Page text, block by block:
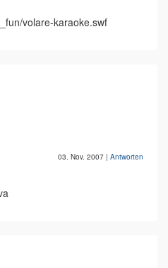
volare-karaoke.swf
03. Nov. 2007 | Antworten